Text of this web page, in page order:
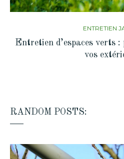
ENTRETIEN
Entretien d’espaces verts :
vos
RANDOM POSTS: